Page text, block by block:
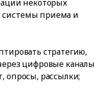
некоторых
приема и
стратегию,
цифровые каналы
опросы, рассылки;